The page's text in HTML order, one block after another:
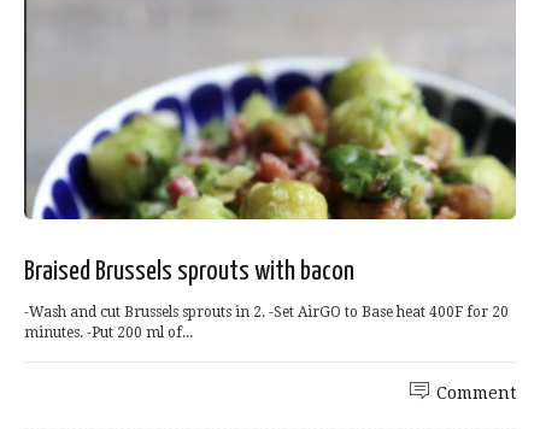
Braised Brussels sprouts with bacon
-Wash and cut Brussels sprouts in 2. -Set AirGO to Base heat 400F for 20
minutes. -Put 200 ml of...
Comment